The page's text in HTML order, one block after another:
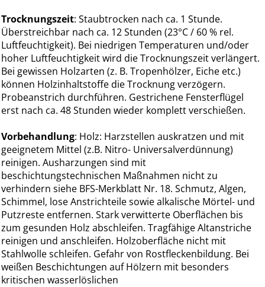
Trocknungszeit: Staubtrocken nach ca. 1 Stunde.
Überstreichbar nach ca. 12 Stunden (23°C / 60 % rel.
Luftfeuchtigkeit). Bei niedrigen Temperaturen und/oder
hoher Luftfeuchtigkeit wird die Trocknungszeit verlängert.
Bei gewissen Holzarten (z. B. Tropenhölzer, Eiche etc.)
können Holzinhaltstoffe die Trocknung verzögern.
Probeanstrich durchführen. Gestrichene Fensterflügel
erst nach ca. 48 Stunden wieder komplett verschießen.
Vorbehandlung: Holz: Harzstellen auskratzen und mit
geeignetem Mittel (z.B. Nitro- Universalverdünnung)
reinigen. Ausharzungen sind mit
beschichtungstechnischen Maßnahmen nicht zu
verhindern siehe BFS-Merkblatt Nr. 18. Schmutz, Algen,
Schimmel, lose Anstrichteile sowie alkalische Mörtel- und
Putzreste entfernen. Stark verwitterte Oberflächen bis
zum gesunden Holz abschleifen. Tragfähige Altanstriche
reinigen und anschleifen. Holzoberfläche nicht mit
Stahlwolle schleifen. Gefahr von Rostfleckenbildung. Bei
weißen Beschichtungen auf Hölzern mit besonders
kritischen wasserlöslichen